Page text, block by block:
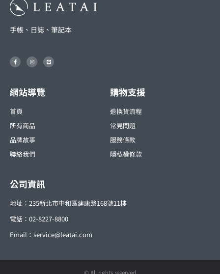
手帳、日誌、筆記本
F
a
c
k
-
I
n
s
r
a
m
L
i
n
網站導覽
首頁
所有商品
品牌故事
聯絡我們
購物支援
退換貨流程
常見問題
服務條款
隱私權條款
公司資訊
地址：235新北市中和區建康路168號11樓
電話：02-8227-8800
Email： service@leatai.com
© All rights reserved